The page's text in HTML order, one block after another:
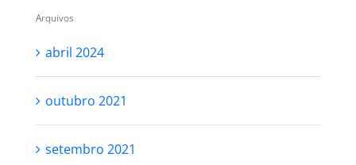
Arquivos
abril 2024
outubro 2021
setembro 2021